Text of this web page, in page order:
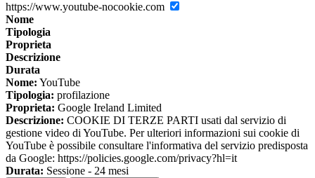
https://www.youtube-nocookie.com
Nome
Tipologia
Proprieta
Descrizione
Durata
Nome: YouTube
Tipologia: profilazione
Proprieta: Google Ireland Limited
Descrizione: COOKIE DI TERZE PARTI usati dal servizio di
gestione video di YouTube. Per ulteriori informazioni sui cookie di
YouTube è possibile consultare l'informativa del servizio predisposta
da Google: https://policies.google.com/privacy?hl=it
Durata: Sessione - 24 mesi